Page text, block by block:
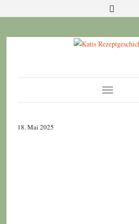
Toggle
Navigation
18. Mai 2025